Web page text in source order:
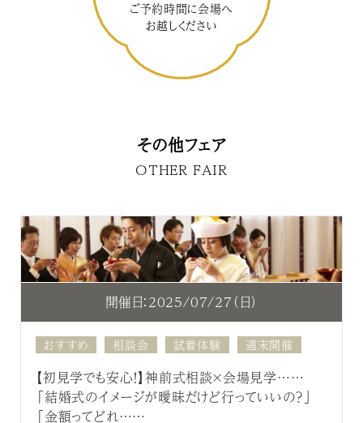
ご予約時間に会場へ
お越しください
その他フェア
OTHER FAIR
開催日：2025/07/27（日）
おすすめ 相談会 試着体験 週末開催
【初見学でも安心！】神前式相談×会場見学……
「結婚式のイメージが曖昧だけど行っていいの？」
「金額ってどれ……